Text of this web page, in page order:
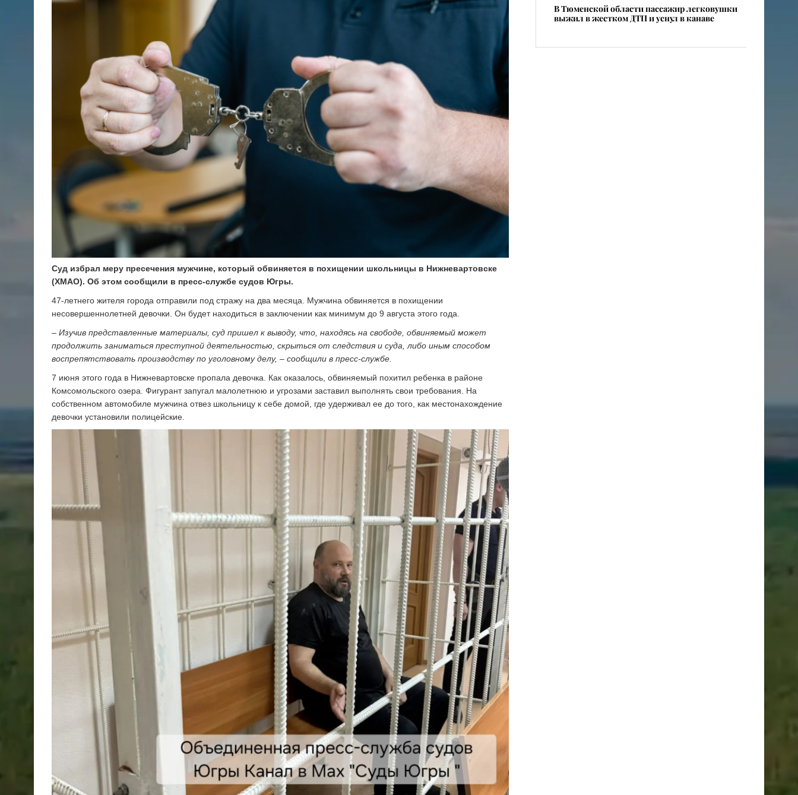
Суд избрал меру пресечения мужчине, который обвиняется в похищении школьницы в Нижневартовске
(ХМАО). Об этом сообщили в пресс-службе судов Югры.
47-летнего жителя города отправили под стражу на два месяца. Мужчина обвиняется в похищении
несовершеннолетней девочки. Он будет находиться в заключении как минимум до 9 августа этого года.
– Изучив представленные материалы, суд пришел к выводу, что, находясь на свободе, обвиняемый может
продолжить заниматься преступной деятельностью, скрыться от следствия и суда, либо иным способом
воспрепятствовать производству по уголовному делу, – сообщили в пресс-службе.
7 июня этого года в Нижневартовске пропала девочка. Как оказалось, обвиняемый похитил ребенка в районе
Комсомольского озера. Фигурант запугал малолетнюю и угрозами заставил выполнять свои требования. На
собственном автомобиле мужчина отвез школьницу к себе домой, где удерживал ее до того, как местонахождение
девочки установили полицейские.
В Тюменской области пассажир легковушки
выжил в жестком ДТП и уснул в канаве